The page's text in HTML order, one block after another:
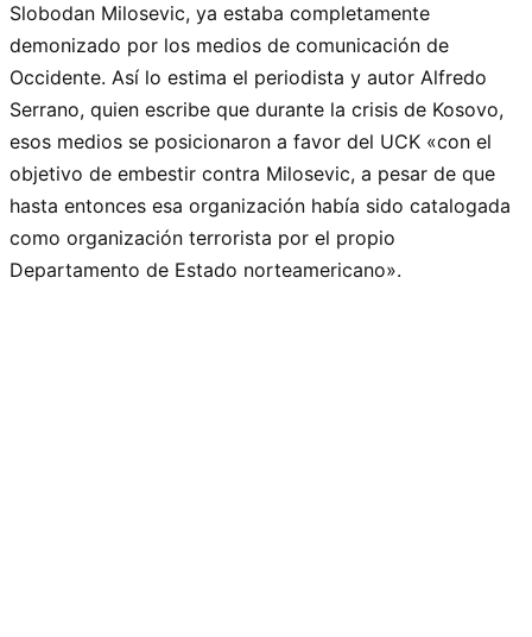
Slobodan Milosevic, ya estaba completamente
demonizado por los medios de comunicación de
Occidente. Así lo estima el periodista y autor Alfredo
Serrano, quien escribe que durante la crisis de Kosovo,
esos medios se posicionaron a favor del UCK «con el
objetivo de embestir contra Milosevic, a pesar de que
hasta entonces esa organización había sido catalogada
como organización terrorista por el propio
Departamento de Estado norteamericano».